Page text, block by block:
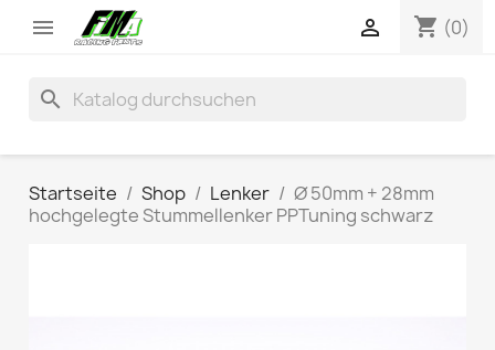
 shopping_cart (0)

search
Startseite Shop Lenker
Ø 50mm + 28mm
hochgelegte Stummellenker PPTuning schwarz